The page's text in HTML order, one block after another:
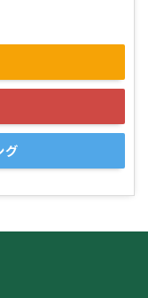
グ